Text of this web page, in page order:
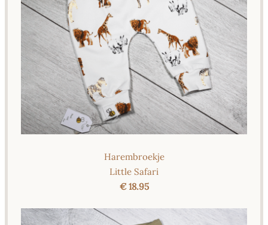
Harembroekje
Little Safari
€ 18.95